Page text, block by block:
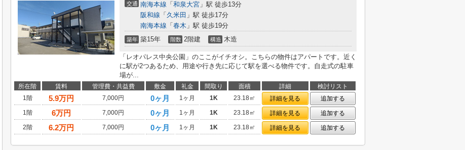
交通 南海本線 「 和泉大宮 」駅 徒歩13分
阪和線 「 久米田 」駅 徒歩17分
南海本線 「 春木 」駅 徒歩19分
築年 築15年 階数 2階建 構造 木造
「レオパレス中央公園」のここがイチオシ。こちらの物件はアパートです。近く
に駅が2つあるため、用途や行き先に応じて駅を選べる物件です。自走式の駐車
場が...
所在階 賃料 管理費・共益費 敷金 礼金 間取り 面積 詳細
検討リスト
1階
5.9万円 7,000円 0ヶ月 1ヶ月 1K 23.18㎡ 詳細を見る
追加する
1階
6万円 7,000円 0ヶ月 1ヶ月 1K 23.18㎡ 詳細を見る
追加する
2階
6.2万円 7,000円 0ヶ月 1ヶ月 1K 23.18㎡ 詳細を見る 追加する